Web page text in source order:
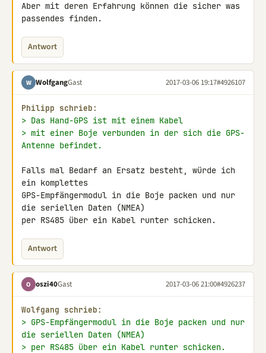
Aber mit deren Erfahrung können die sicher was
passendes finden.
Antwort
W WolfgangGast 2017-03-06 19:17#4926107
Philipp schrieb:
> Das Hand-GPS ist mit einem Kabel
> mit einer Boje verbunden in der sich die GPS-
Antenne befindet.
Falls mal Bedarf an Ersatz besteht, würde ich
ein komplettes
GPS-Empfängermodul in die Boje packen und nur
die seriellen Daten (NMEA)
per RS485 über ein Kabel runter schicken.
Antwort
O oszi40Gast 2017-03-06 21:00#4926237
Wolfgang schrieb:
> GPS-Empfängermodul in die Boje packen und nur
die seriellen Daten (NMEA)
> per RS485 über ein Kabel runter schicken.